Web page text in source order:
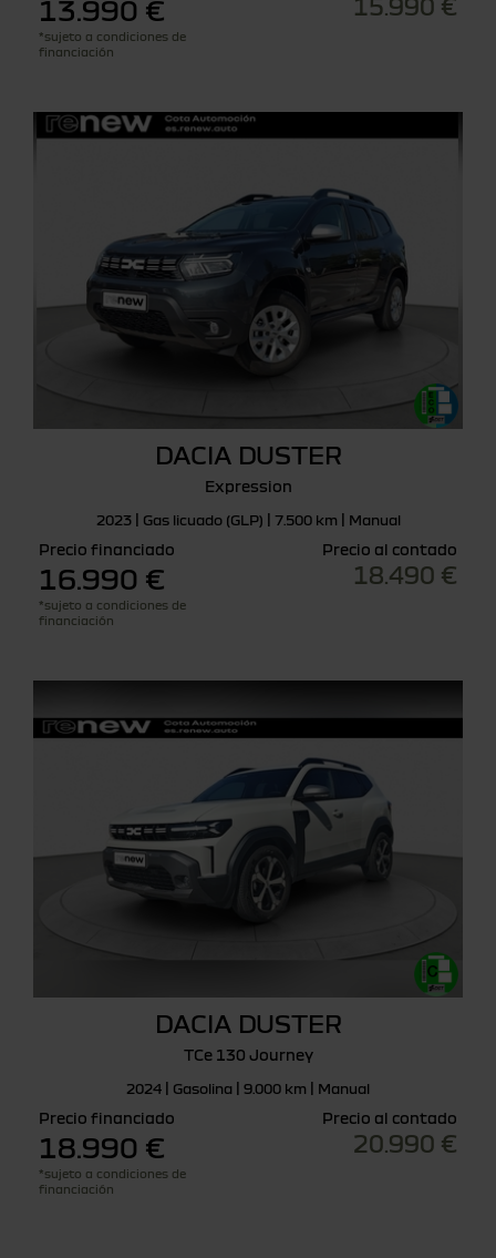
13.990 €
*sujeto a condiciones de
financiación
15.990 €
DACIA DUSTER
Expression
2023 | Gas licuado (GLP) | 7.500 km | Manual
Precio financiado
16.990 €
*sujeto a condiciones de
financiación
Precio al contado
18.490 €
DACIA DUSTER
TCe 130 Journey
2024 | Gasolina | 9.000 km | Manual
Precio financiado
18.990 €
*sujeto a condiciones de
financiación
Precio al contado
20.990 €